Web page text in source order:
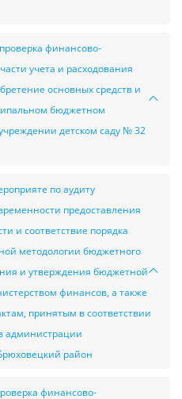
финансово-
учета и расходования
основных средств и
бюджетном
детском саду № 32
по аудиту
предоставления
и соответствие порядка
методологии бюджетного
и утверждения бюджетной
финансов, а также
принятым в соответствии
администрации
район
финансово-